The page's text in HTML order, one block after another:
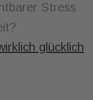
Stress
glücklich